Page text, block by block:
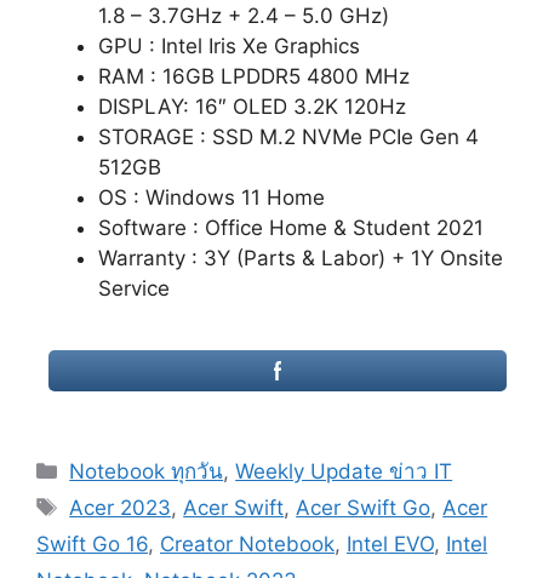
1.8 – 3.7GHz + 2.4 – 5.0 GHz)
GPU : Intel Iris Xe Graphics
RAM : 16GB LPDDR5 4800 MHz
DISPLAY: 16″ OLED 3.2K 120Hz
STORAGE : SSD M.2 NVMe PCIe Gen 4
512GB
OS : Windows 11 Home
Software : Office Home & Student 2021
Warranty : 3Y (Parts & Labor) + 1Y Onsite
Service
Categories
Notebook ทุกวัน,Weekly Update ข่าว IT
Tags
Acer 2023, Acer Swift, Acer Swift Go, Acer
Swift Go 16, Creator Notebook, Intel EVO, Intel